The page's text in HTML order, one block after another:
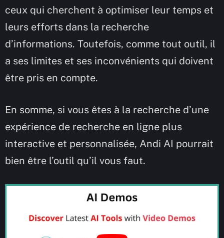
ceux qui cherchent à optimiser leur temps et
leurs efforts dans la recherche
d’informations. Toutefois, comme tout outil, il
a ses limites et ses inconvénients qui doivent
être pris en compte.
En somme, si vous êtes à la recherche d’une
expérience de recherche en ligne plus
interactive et personnalisée, Andi AI pourrait
bien être l’outil qu’il vous faut.